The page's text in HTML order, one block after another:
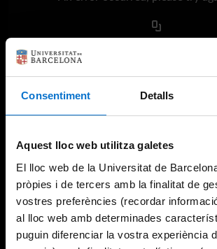
Consentiment Detalls
Aquest lloc web utilitza galetes
El lloc web de la Universitat de
pròpies i de tercers amb la finalitat de
vostres preferències (recordar
al lloc web amb determinades
puguin diferenciar la vostra experiència